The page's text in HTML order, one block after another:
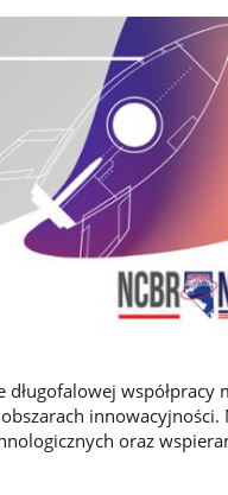
długofalowej współpracy
innowacyjności.
oraz